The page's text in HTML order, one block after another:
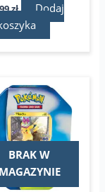
zł
Dodaj
BRAK W
MAGAZYNIE